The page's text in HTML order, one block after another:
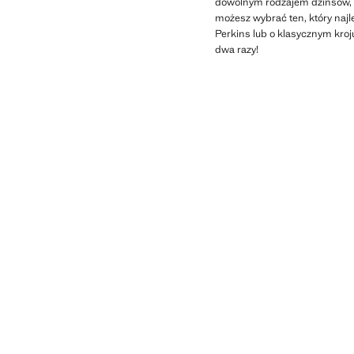
możesz wybrać ten, który
Perkins lub o klasycznym
dwa razy!